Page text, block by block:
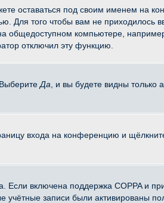
оставаться под своим именем на
Для того чтобы вам не приходилось
компьютере,
отключил эту функцию.
Выберите Да , и вы будете видны
входа на конференцию и
включена поддержка COPPA и
записи были активированы